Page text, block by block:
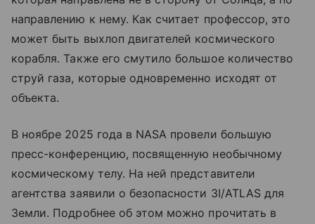
направлению к нему. Как считает профессор, это
может быть выхлоп двигателей космического
корабля. Также его смутило большое количество
струй газа, которые одновременно исходят от
объекта.
В ноябре 2025 года в NASA провели большую
пресс-конференцию, посвященную необычному
космическому телу. На ней представители
агентства заявили о безопасности 3I/ATLAS для
Земли. Подробнее об этом можно прочитать в